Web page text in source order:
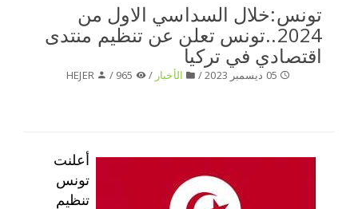
اختر بلدا/بلدان
تونس:خلال السداسي الاول من
2024..تونس تعلن عن تنظيم منتدى
اقتصادي في تركيا
الأخبار /
HEJER
أعلنت
تونس
تنظيم